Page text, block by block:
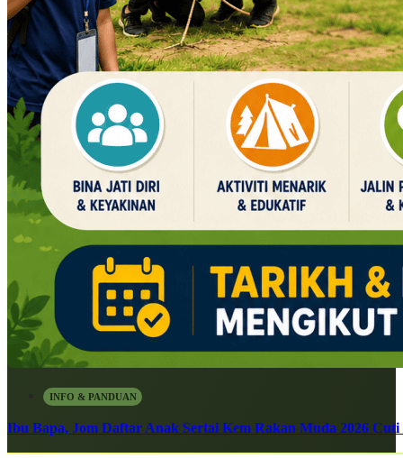
INFO & PANDUAN
Ibu Bapa, Jom Daftar Anak Sertai Kem Rakan Muda 2026